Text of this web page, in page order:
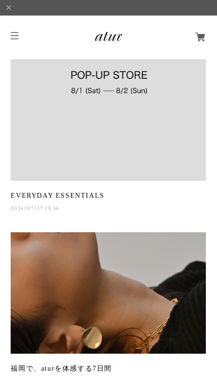
EVERYDAY ESSENTIALS
2026/07/17 15:56
福岡で、aturを体感する7日間